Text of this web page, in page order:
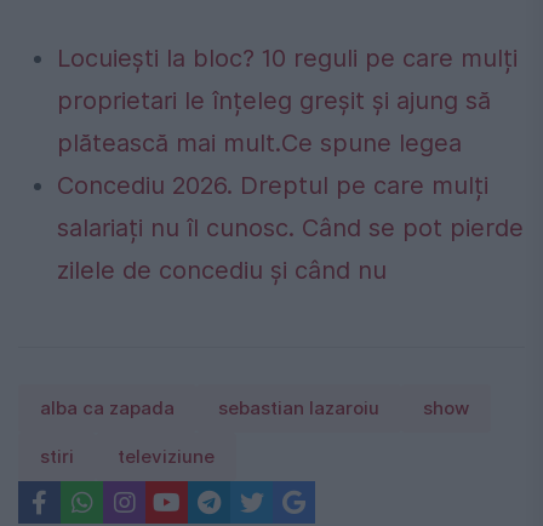
Locuiești la bloc? 10 reguli pe care mulți
proprietari le înțeleg greșit și ajung să
plătească mai mult.Ce spune legea
Concediu 2026. Dreptul pe care mulți
salariați nu îl cunosc. Când se pot pierde
zilele de concediu și când nu
alba ca zapada sebastian lazaroiu show
stiri televiziune